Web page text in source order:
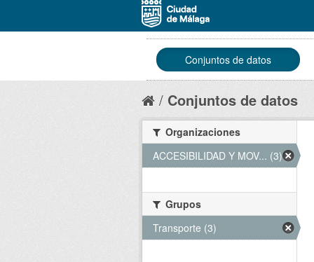
Conjuntos de datos
Conjuntos de datos
Organizaciones
ACCESIBILIDAD Y MOV... (3)
Grupos
Transporte (3)